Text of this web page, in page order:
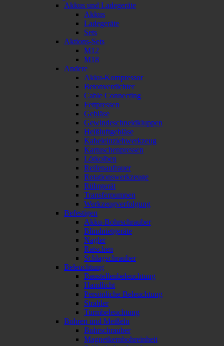
Akkus und Ladegeräte
Akkus
Ladegeräte
Sets
Aktions-Sets
M12
M18
Andere
Akku-Kompressor
Betonverdichter
Cable Connecting
Fettpressen
Gebläse
Gewindeschneidkluppen
Heißluftgebläse
Kabeleinziehwerkzeug
Kartuschenpressen
Lötkolben
Reifenaufrauer
Rotationswerkzeuge
Rührgerät
Transferpumpen
Werkzeugverfolgung
Befestigen
Akku-Bohrschrauber
Blindnietgeräte
Nagler
Ratschen
Schlagschrauber
Beleuchtung
Baustellenbeleuchtung
Handlicht
Persönliche Beleuchtung
Strahler
Turmbeleuchtung
Bohren und Meißeln
Bohrschrauber
Magnetkernbohreinheit